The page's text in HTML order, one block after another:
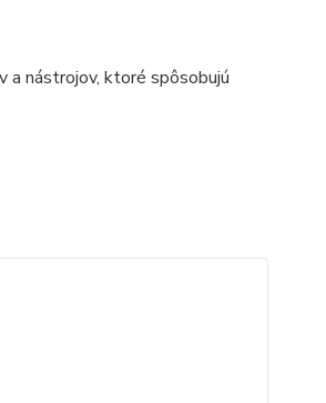
nástrojov, ktoré spôsobujú